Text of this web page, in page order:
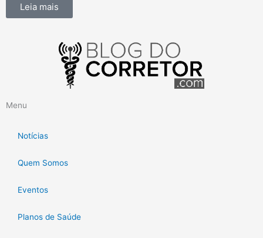
Leia mais
Menu
Notícias
Quem Somos
Eventos
Planos de Saúde